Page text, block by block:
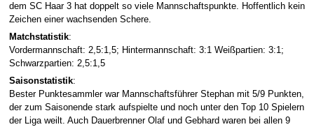
dem SC Haar 3 hat doppelt so viele Mannschaftspunkte. Hoffentlich kein
Zeichen einer wachsenden Schere.
Matchstatistik:
Vordermannschaft: 2,5:1,5; Hintermannschaft: 3:1 Weißpartien: 3:1;
Schwarzpartien: 2,5:1,5
Saisonstatistik:
Bester Punktesammler war Mannschaftsführer Stephan mit 5/9 Punkten,
der zum Saisonende stark aufspielte und noch unter den Top 10 Spielern
der Liga weilt. Auch Dauerbrenner Olaf und Gebhard waren bei allen 9